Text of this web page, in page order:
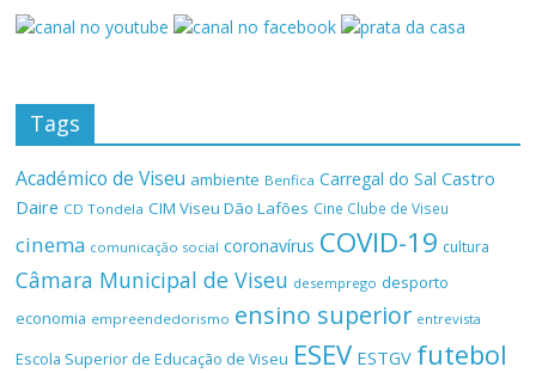
Tags
Académico de Viseu ambiente Benfica Carregal do Sal Castro
Daire CD Tondela CIM Viseu Dão Lafões Cine Clube de Viseu
cinema comunicação social coronavírus COVID-19 cultura
Câmara Municipal de Viseu desemprego desporto
economia empreendedorismo ensino superior entrevista
Escola Superior de Educação de Viseu ESEV ESTGV futebol